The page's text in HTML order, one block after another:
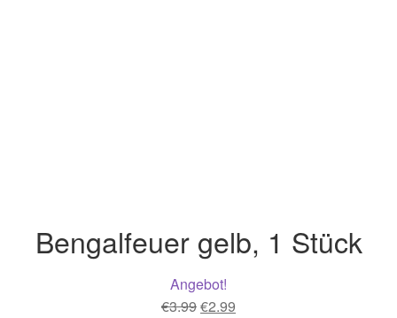
Bengalfeuer gelb, 1 Stück
Angebot!
€3.99Ursprünglicher
€2.99